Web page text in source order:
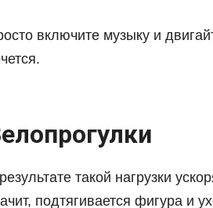
включите музыку и
такой нагрузки
подтягивается фигура и